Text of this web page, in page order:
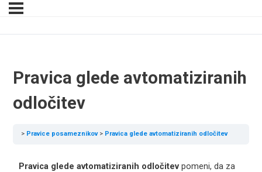
Pravica glede avtomatiziranih
odločitev
Pravice posameznikov Pravica glede avtomatiziranih odločitev
Pravica glede avtomatiziranih odločitev pomeni, da za